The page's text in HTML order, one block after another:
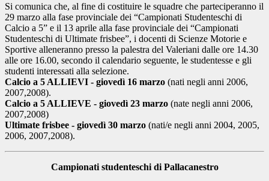
Si comunica che, al fine di costituire le squadre che parteciperanno il
29 marzo alla fase provinciale dei “Campionati Studenteschi di
Calcio a 5” e il 13 aprile alla fase provinciale dei “Campionati
Studenteschi di Ultimate frisbee”, i docenti di Scienze Motorie e
Sportive alleneranno presso la palestra del Valeriani dalle ore 14.30
alle ore 16.00, secondo il calendario seguente, le studentesse e gli
studenti interessati alla selezione.
Calcio a 5 ALLIEVI - giovedì 16 marzo (nati negli anni 2006,
2007,2008).
Calcio a 5 ALLIEVE - giovedì 23 marzo (nate negli anni 2006,
2007,2008)
Ultimate frisbee - giovedì 30 marzo (nati/e negli anni 2004, 2005,
2006, 2007,2008).
Campionati studenteschi di Pallacanestro